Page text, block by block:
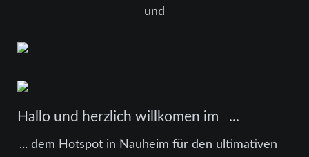
und
Hallo und herzlich willkomen im ...
... dem Hotspot in Nauheim für den ultimativen